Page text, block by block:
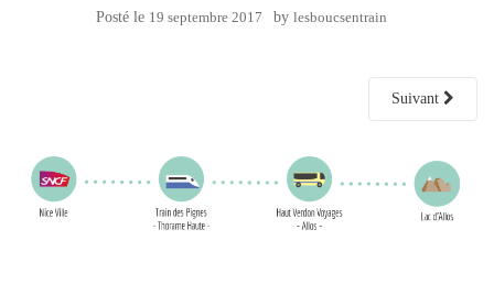
Posté le 19 septembre 2017 by lesboucsentrain
Suivant